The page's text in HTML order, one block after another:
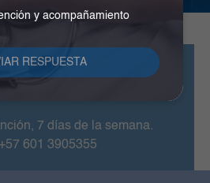
7 días de la semana.
601 3905355
y acompañamiento